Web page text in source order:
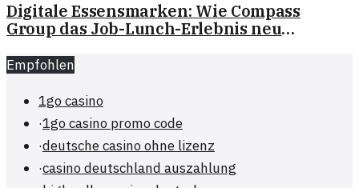
Digitale Essensmarken: Wie Compass
Group das Job-Lunch-Erlebnis neu
Empfohlen
1go casino
·1go casino promo code
·deutsche casino ohne lizenz
·casino deutschland auszahlung